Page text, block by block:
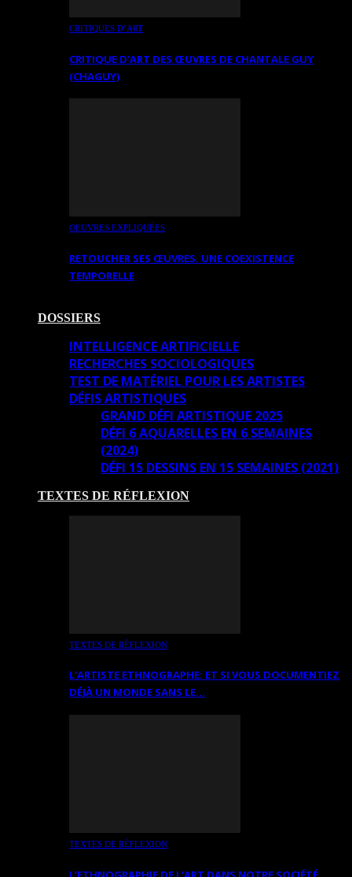
CRITIQUES D’ART
CRITIQUE D’ART DES ŒUVRES DE CHANTALE GUY
(CHAGUY)
OEUVRES EXPLIQUÉES
RETOUCHER SES ŒUVRES. UNE COEXISTENCE
TEMPORELLE
DOSSIERS
INTELLIGENCE ARTIFICIELLE
RECHERCHES SOCIOLOGIQUES
TEST DE MATÉRIEL POUR LES ARTISTES
DÉFIS ARTISTIQUES
GRAND DÉFI ARTISTIQUE 2025
DÉFI 6 AQUARELLES EN 6 SEMAINES
(2024)
DÉFI 15 DESSINS EN 15 SEMAINES (2021)
TEXTES DE RÉFLEXION
TEXTES DE RÉFLEXION
L’ARTISTE ETHNOGRAPHE: ET SI VOUS DOCUMENTIEZ
DÉJÀ UN MONDE SANS LE…
TEXTES DE RÉFLEXION